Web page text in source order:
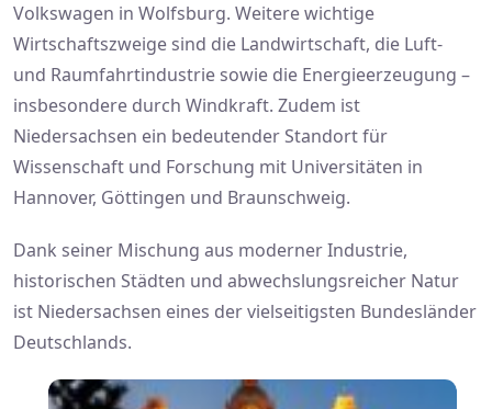
Volkswagen in Wolfsburg. Weitere wichtige
Wirtschaftszweige sind die Landwirtschaft, die Luft-
und Raumfahrtindustrie sowie die Energieerzeugung –
insbesondere durch Windkraft. Zudem ist
Niedersachsen ein bedeutender Standort für
Wissenschaft und Forschung mit Universitäten in
Hannover, Göttingen und Braunschweig.
Dank seiner Mischung aus moderner Industrie,
historischen Städten und abwechslungsreicher Natur
ist Niedersachsen eines der vielseitigsten Bundesländer
Deutschlands.